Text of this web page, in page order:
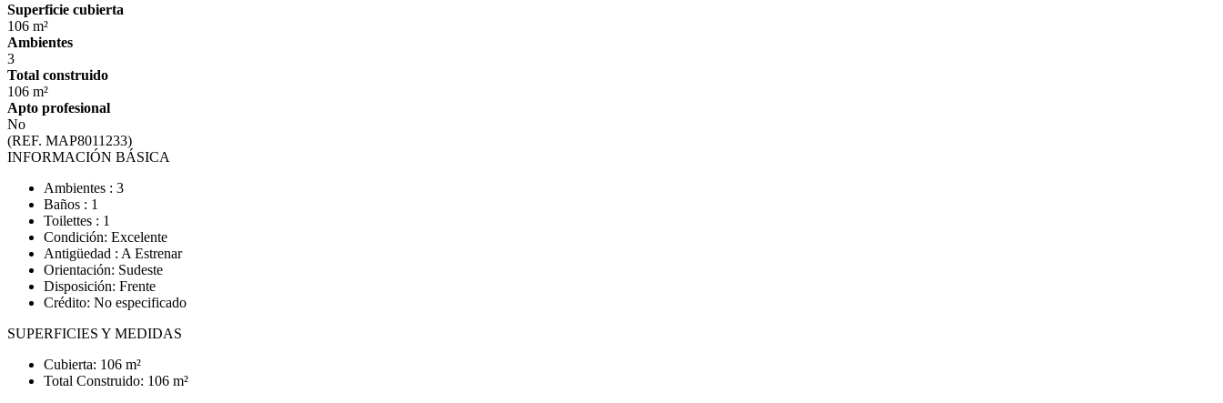
Superficie cubierta
106 m²
Ambientes
3
Total construido
106 m²
Apto profesional
No
(REF. MAP8011233)
INFORMACIÓN BÁSICA
Ambientes : 3
Baños : 1
Toilettes : 1
Condición: Excelente
Antigüedad : A Estrenar
Orientación: Sudeste
Disposición: Frente
Crédito: No especificado
SUPERFICIES Y MEDIDAS
Cubierta: 106 m²
Total Construido: 106 m²